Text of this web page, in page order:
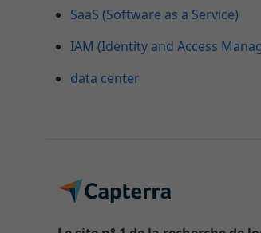
SaaS (Software as a Service)
IAM (Identity and Access
data center